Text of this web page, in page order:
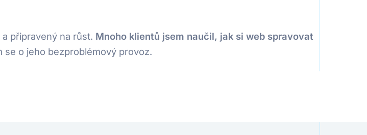
připravený na růst. Mnoho klientů jsem naučil, jak si web spravovat
se o jeho bezproblémový provoz.